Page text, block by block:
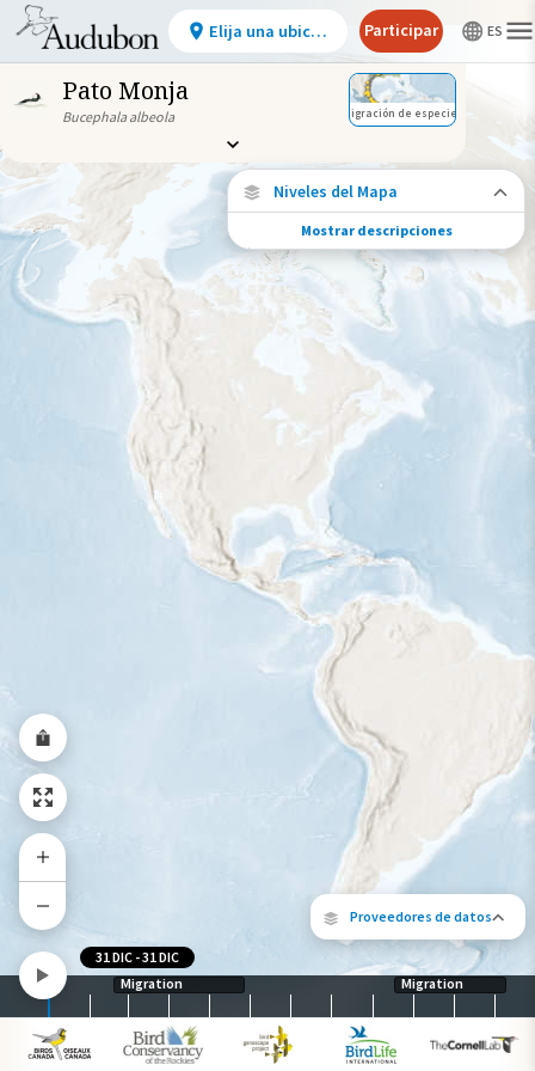
Pato Monja
Bucephala albeola Migración de especies
Proveedores de datos
Los siguientes socios contribuyeron
Niveles del Mapa
Migración de especies
Vea dónde viaja esta especie durante todo
el año.
Abundancia de esta especie
Alto
Gama de especies por estación
Gama de verano
Rango de invierno
Rango a lo largo del año
Mostrar descripciones
Migration Migration
31 DIC -31 DIC
Elija una ubicación Participar